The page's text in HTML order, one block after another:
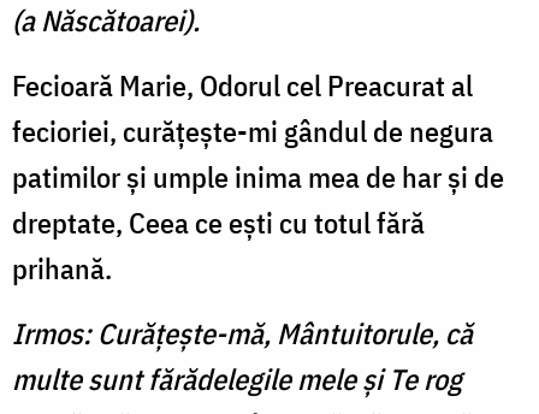
(a Născătoarei).
Fecioară Marie, Odorul cel Preacurat al
fecioriei, curăţeşte-mi gândul de negura
patimilor şi umple inima mea de har şi de
dreptate, Ceea ce eşti cu totul fără
prihană.
Irmos: Curăţeşte-mă, Mântuitorule, că
multe sunt fărădelegile mele şi Te rog